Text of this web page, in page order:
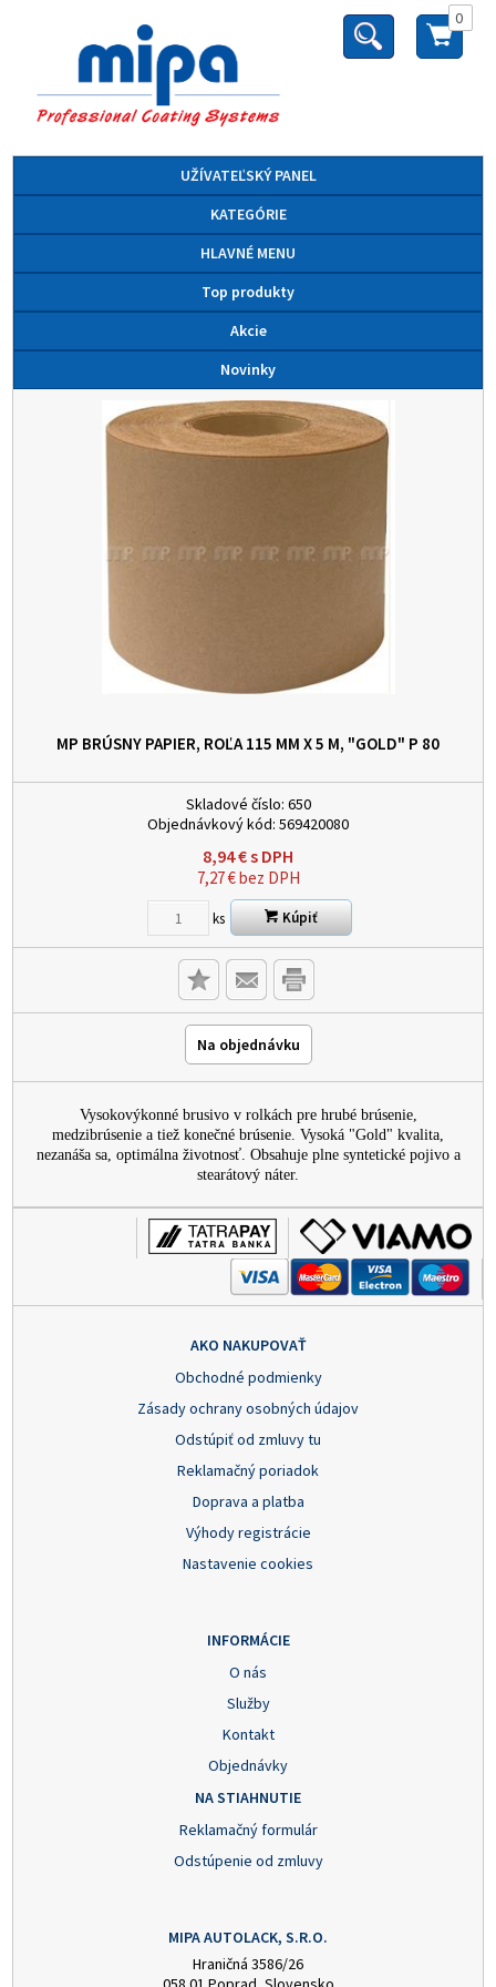
0
UŽÍVATEĽSKÝ PANEL
KATEGÓRIE
HLAVNÉ MENU
Top produkty
Akcie
Novinky
MP BRÚSNY PAPIER, ROĽA 115 MM X 5 M, "GOLD" P 80
Skladové číslo: 650
Objednávkový kód: 569420080
8,94€s DPH
7,27€bez DPH
ks Kúpiť
Na objednávku
Vysokovýkonné brusivo v rolkách pre hrubé brúsenie,
medzibrúsenie a tiež konečné brúsenie. Vysoká "Gold" kvalita,
nezanáša sa, optimálna životnosť. Obsahuje plne syntetické pojivo a
stearátový náter.
AKO NAKUPOVAŤ
Obchodné podmienky
Zásady ochrany osobných údajov
Odstúpiť od zmluvy tu
Reklamačný poriadok
Doprava a platba
Výhody registrácie
Nastavenie cookies
INFORMÁCIE
O nás
Služby
Kontakt
Objednávky
NA STIAHNUTIE
Reklamačný formulár
Odstúpenie od zmluvy
MIPA AUTOLACK, S.R.O.
Hraničná 3586/26